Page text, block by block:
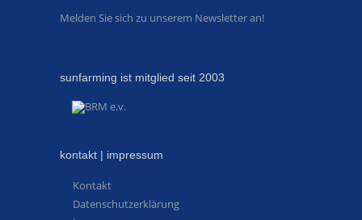
Melden Sie sich zu unserem Newsletter an!
sunfarming ist mitglied seit 2003
kontakt | impressum
Kontakt
Datenschutzerklärung